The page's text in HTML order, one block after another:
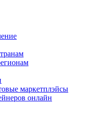
маркетплэйсы
онлайн